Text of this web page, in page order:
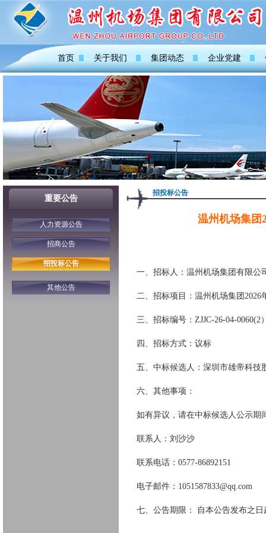
首页 关于我们 集团动态 企业党建
重要公告
人力资源公告
招商公告
招投标公告
其他公告
招投标公告
温州机场集团
一、招标人：温州机场集团有限公
二、招标项目：温州机场集团
三、招标编号：ZJJC-26-04-0060(2
四、招标方式：议标
五、中标候选人：深圳市雄帝科技
六、其他事项：
如有异议，请在中标候选人公示期
联系人：刘沙沙
联系电话：0577-86892151
电子邮件：1051587833@qq.com
七、公告期限： 自本公告发布之日